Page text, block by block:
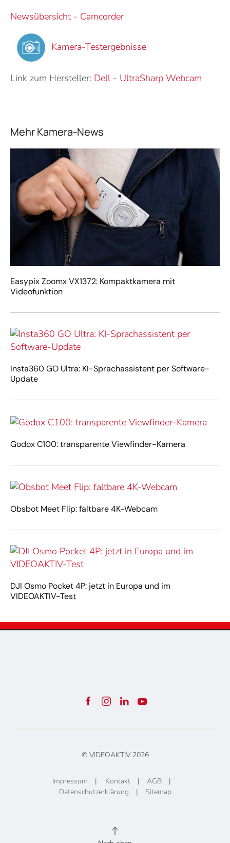
Newsübersicht - Camcorder
Kamera-Testergebnisse
Link zum Hersteller: Dell - UltraSharp Webcam
Mehr Kamera-News
Easypix Zoomx VX1372: Kompaktkamera mit
Videofunktion
Insta360 GO Ultra: KI-Sprachassistent per Software-
Update
Godox C100: transparente Viewfinder-Kamera
Obsbot Meet Flip: faltbare 4K-Webcam
DJI Osmo Pocket 4P: jetzt in Europa und im
VIDEOAKTIV-Test
© VIDEOAKTIV 2026
Impressum | Kontakt| AGB|
Datenschutzerklärung | Sitemap